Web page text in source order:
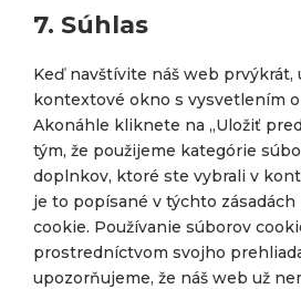
7. Súhlas
Keď navštívite náš web prvýkrát,
kontextové okno s vysvetlením
Akonáhle kliknete na „Uložiť
tým, že použijeme kategórie
doplnkov, ktoré ste vybrali v
je to popísané v týchto
cookie. Používanie súborov
prostredníctvom svojho
upozorňujeme, že náš web už